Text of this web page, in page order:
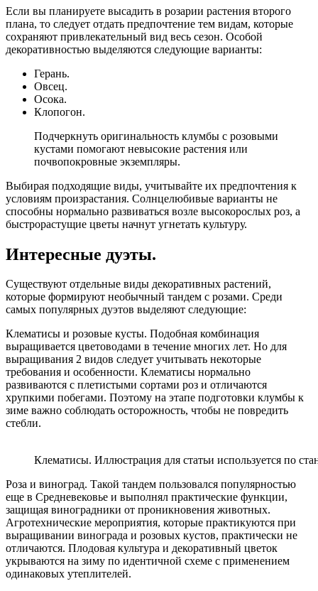
Если вы планируете высадить в розарии растения второго
плана, то следует отдать предпочтение тем видам, которые
сохраняют привлекательный вид весь сезон. Особой
декоративностью выделяются следующие варианты:
Герань.
Овсец.
Осока.
Клопогон.
Подчеркнуть оригинальность клумбы с розовыми
кустами помогают невысокие растения или
почвопокровные экземпляры.
Выбирая подходящие виды, учитывайте их предпочтения к
условиям произрастания. Солнцелюбивые варианты не
способны нормально развиваться возле высокорослых роз, а
быстрорастущие цветы начнут угнетать культуру.
Интересные дуэты.
Существуют отдельные виды декоративных растений,
которые формируют необычный тандем с розами. Среди
самых популярных дуэтов выделяют следующие:
Клематисы и розовые кусты. Подобная комбинация
выращивается цветоводами в течение многих лет. Но для
выращивания 2 видов следует учитывать некоторые
требования и особенности. Клематисы нормально
развиваются с плетистыми сортами роз и отличаются
хрупкими побегами. Поэтому на этапе подготовки клумбы к
зиме важно соблюдать осторожность, чтобы не повредить
стебли.
Клематисы. Иллюстрация для статьи используется по
Роза и виноград. Такой тандем пользовался популярностью
еще в Средневековье и выполнял практические функции,
защищая виноградники от проникновения животных.
Агротехнические мероприятия, которые практикуются при
выращивании винограда и розовых кустов, практически не
отличаются. Плодовая культура и декоративный цветок
укрываются на зиму по идентичной схеме с применением
одинаковых утеплителей.